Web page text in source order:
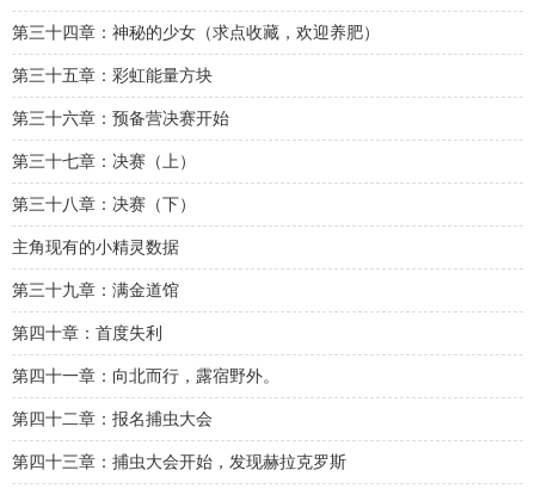
第三十四章：神秘的少女（求点收藏，欢迎养肥）
第三十五章：彩虹能量方块
第三十六章：预备营决赛开始
第三十七章：决赛（上）
第三十八章：决赛（下）
主角现有的小精灵数据
第三十九章：满金道馆
第四十章：首度失利
第四十一章：向北而行，露宿野外。
第四十二章：报名捕虫大会
第四十三章：捕虫大会开始，发现赫拉克罗斯